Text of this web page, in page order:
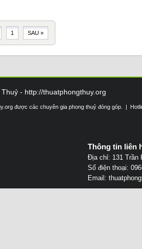
1 SAU »
- http://thuatphongthuy.org
được các chuyên gia phong thuỷ đóng góp. |
Thông tin liên
Địa chỉ: 131 Trần
Số điện thoại:
Email: